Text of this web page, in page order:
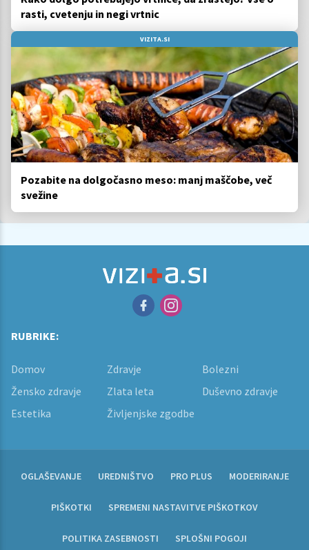
rasti, cvetenju in negi vrtnic
VIZITA.SI
Pozabite na dolgočasno meso: manj maščobe, več
svežine
RUBRIKE:
Domov Zdravje
Bolezni
Žensko zdravje
Zlata leta
Duševno zdravje
Estetika
Življenjske zgodbe
OGLAŠEVANJE UREDNIŠTVO PRO PLUS MODERIRANJE
PIŠKOTKI SPREMENI NASTAVITVE PIŠKOTKOV
POLITIKA ZASEBNOSTI SPLOŠNI POGOJI